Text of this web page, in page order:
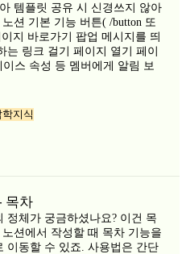
템플릿 공유 시 신경쓰지 않아
션 기본 기능 버튼( /button 또
지 바로가기 팝업 메시지를 띄
링크 걸기 페이지 열기 페이
스 속성 등 멤버에게 알림 보
지식
목차
정체가 궁금하셨나요? 이건 목
션에서 작성할 때 목차 기능을
이동할 수 있죠. 사용법은 간단